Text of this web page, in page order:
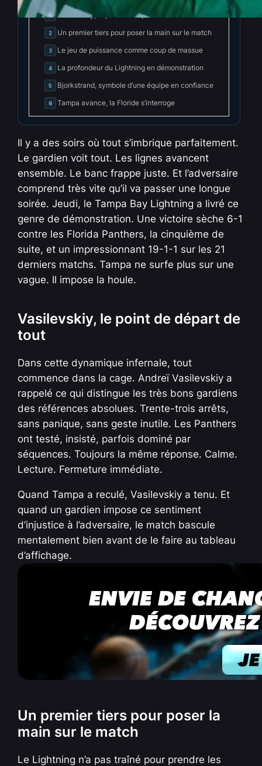
Vasilevskiy, le point de départ de tout
2 Un premier tiers pour poser la main sur le match
3 Le jeu de puissance comme coup de massue
4 La profondeur du Lightning en démonstration
5 Bjorkstrand, symbole d’une équipe en confiance
6 Tampa avance, la Floride s’interroge
Il y a des soirs où tout s’imbrique parfaitement.
Le gardien voit tout. Les lignes avancent
ensemble. Le banc frappe juste. Et l’adversaire
comprend très vite qu’il va passer une longue
soirée. Jeudi, le Tampa Bay Lightning a livré ce
genre de démonstration. Une victoire sèche 6-1
contre les Florida Panthers, la cinquième de
suite, et un impressionnant 19-1-1 sur les 21
derniers matchs. Tampa ne surfe plus sur une
vague. Il impose la houle.
Vasilevskiy, le point de départ de
tout
Dans cette dynamique infernale, tout
commence dans la cage. Andreï Vasilevskiy a
rappelé ce qui distingue les très bons gardiens
des références absolues. Trente-trois arrêts,
sans panique, sans geste inutile. Les Panthers
ont testé, insisté, parfois dominé par
séquences. Toujours la même réponse. Calme.
Lecture. Fermeture immédiate.
Quand Tampa a reculé, Vasilevskiy a tenu. Et
quand un gardien impose ce sentiment
d’injustice à l’adversaire, le match bascule
mentalement bien avant de le faire au tableau
d’affichage.
Un premier tiers pour poser la
main sur le match
Le Lightning n’a pas traîné pour prendre les